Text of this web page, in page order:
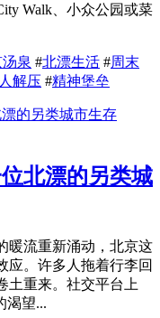
Walk、小众公园或菜
泉 #北漂生活 #周末
解压 #精神堡垒
北漂的另类城
暖流重新涌动，北京这
应。许多人拖着行李回
土重来。社交平台上
渴望...